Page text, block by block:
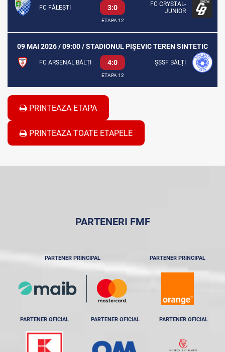
FC FĂLEȘTI 3:0
FC CRYSTAL-
JUNIOR
ETAPA 12
09 MAI 2026 / 09:00 / STADIONUL PIȘEVIC TEREN SINTETIC
FC ARSENAL BĂLȚI 4:0 ȘSSF BĂLȚI
ETAPA 12
PRINTEAZA ETAPA
PRINTEAZA TOATE ETAPELE
PARTENERI FMF
PARTENER PRINCIPAL PARTENER PRINCIPAL
PARTENER OFICIAL PARTENER OFICIAL PARTENER OFICIAL